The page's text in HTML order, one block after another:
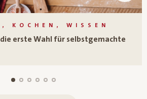
KOCHEN, WISSEN
erste Wahl für selbstgemachte